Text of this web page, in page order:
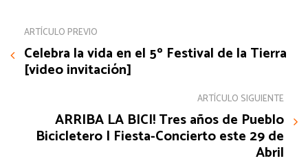
ARTÍCULO PREVIO
Celebra la vida en el 5º Festival de la Tierra
[video invitación]
ARTÍCULO SIGUIENTE
ARRIBA LA BICI! Tres años de Pueblo
Bicicletero | Fiesta-Concierto este 29 de
Abril